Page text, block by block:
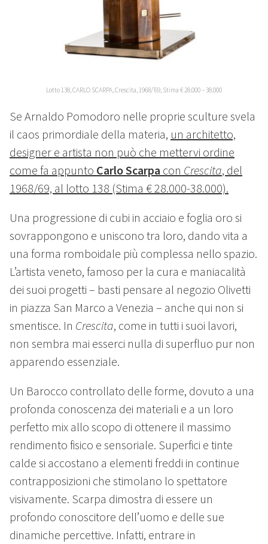
Lotto 138, CARLO SCARPA, Crescita, 1968/’69, Stima € 28.000 – 38.000
Se Arnaldo Pomodoro nelle proprie sculture svela
il caos primordiale della materia, un architetto,
designer e artista non può che mettervi ordine
come fa appunto Carlo Scarpa con Crescita, del
1968/69, al lotto 138 (Stima € 28.000-38.000).
Una progressione di cubi in acciaio e foglia oro si
sovrappongono e uniscono tra loro, dando vita a
una forma romboidale più complessa nello spazio.
L’artista veneto, famoso per la cura e maniacalità
dei suoi progetti – basti pensare al negozio Olivetti
in piazza San Marco a Venezia – anche qui non si
smentisce. In Crescita, come in tutti i suoi lavori,
non sembra mai esserci nulla di superfluo pur non
apparendo essenziale.
Un Barocco controllato delle forme, dovuto a una
profonda conoscenza dei materiali e a un loro
perfetto mix allo scopo di ottenere il massimo
rendimento fisico e sensoriale. Superfici e tinte
calde si accostano a elementi freddi in continue
contrapposizioni che stimolano lo spettatore
visivamente. Scarpa dimostra di essere un
profondo conoscitore dell’uomo e delle sue
dinamiche percettive. Infatti, entrare in